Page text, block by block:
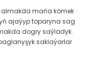
maňa kömek
ajaýyp toparyna sag
dogry saýladyk.
saklaýarlar